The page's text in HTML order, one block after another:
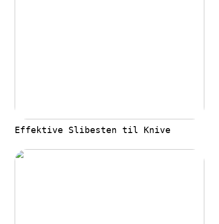
Effektive Slibesten til Knive